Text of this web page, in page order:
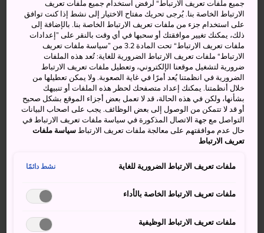
أنشطة ومعالم رائعة
جميع ملفات تعريف الارتباط“ لرفض استخدام جميع ملفات تعريف
الارتباط الخاصة بنا. يُرجى تحريك مفتاح الاختيار إلى نشط إذا كنت توافق
على استخدام جزء من ملفات تعريف الارتباط الخاصة بنا. بالإضافة إلى
ذلك، يمكنك تغيير موافقتك أو سحبها في أي وقت بالنقر على ”إعدادات
ملفات تعريف الارتباط“ تحت المادة 3.2 من ”سياسة ملفات تعريف
الارتباط“ ملفات تعريف الارتباط الضرورية للغاية: تُعد هذه الملفات
ضرورية لتشغيل موقعنا الإلكتروني، وتعطيل ملفات تعريف الارتباط
الضرورية في انظمتنا يُعد أمرًا في غاية الصعوبة. ولا يمكن تعطيلها من
خلال أنظمتنا. يمكنك إعداد متصفحك لحظر هذه الملفات أو تنبيهك
بشأنها، ولكن في هذه الحالة، قد لا تعمل بعض أجزاء الموقع بشكل صحيح
أو قد لا تتمكن من الوصول إلى بعض الوظائف. يجب على اصحاب البيانات
التواصل مع جهة الاتصال المذكورة في سياسة ملفات تعريف الارتباط في
حال عدم موافقتهم على معالجة ملفات تعريف الارتباطسياسة ملفات
تعريف الارتباط
ملفات تعريف الارتباط الضرورية للغاية نشط دائمًا
ملفات تعريف الارتباط الخاصة بالأداء
ملفات تعريف الارتباط الوظيفية